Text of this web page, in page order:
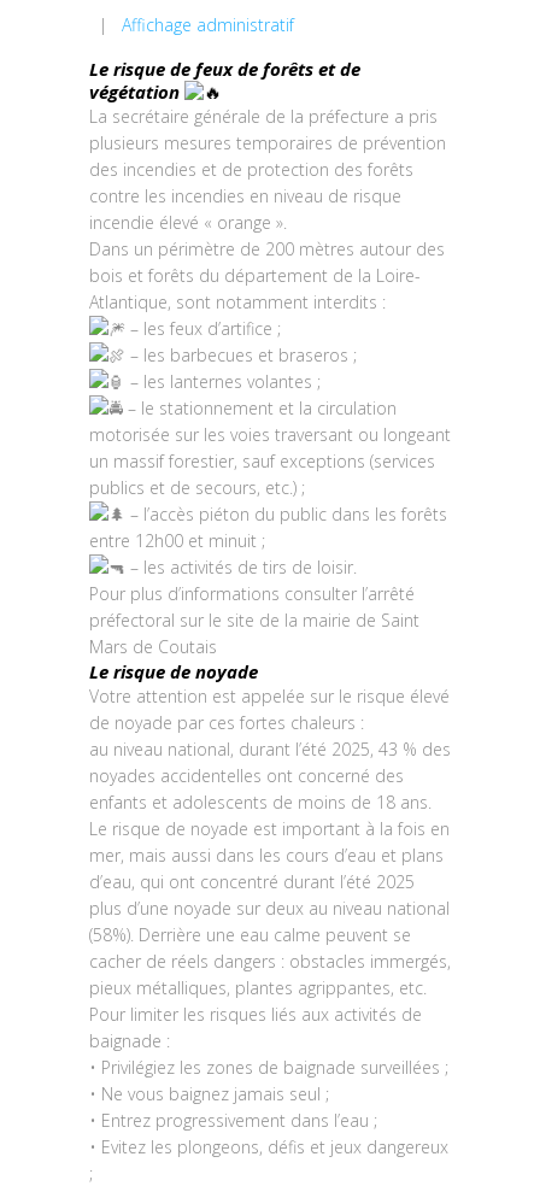
| Affichage administratif
Le risque de feux de forêts et de
végétation
La secrétaire générale de la préfecture a pris
plusieurs mesures temporaires de prévention
des incendies et de protection des forêts
contre les incendies en niveau de risque
incendie élevé « orange ».
Dans un périmètre de 200 mètres autour des
bois et forêts du département de la Loire-
Atlantique, sont notamment interdits :
– les feux d’artifice ;
– les barbecues et braseros ;
– les lanternes volantes ;
– le stationnement et la circulation
motorisée sur les voies traversant ou longeant
un massif forestier, sauf exceptions (services
publics et de secours, etc.) ;
– l’accès piéton du public dans les forêts
entre 12h00 et minuit ;
– les activités de tirs de loisir.
Pour plus d’informations consulter l’arrêté
préfectoral sur le site de la mairie de Saint
Mars de Coutais
Le risque de noyade
Votre attention est appelée sur le risque élevé
de noyade par ces fortes chaleurs :
au niveau national, durant l’été 2025, 43 % des
noyades accidentelles ont concerné des
enfants et adolescents de moins de 18 ans.
Le risque de noyade est important à la fois en
mer, mais aussi dans les cours d’eau et plans
d’eau, qui ont concentré durant l’été 2025
plus d’une noyade sur deux au niveau national
(58%). Derrière une eau calme peuvent se
cacher de réels dangers : obstacles immergés,
pieux métalliques, plantes agrippantes, etc.
Pour limiter les risques liés aux activités de
baignade :
• Privilégiez les zones de baignade surveillées ;
• Ne vous baignez jamais seul ;
• Entrez progressivement dans l’eau ;
• Evitez les plongeons, défis et jeux dangereux
;